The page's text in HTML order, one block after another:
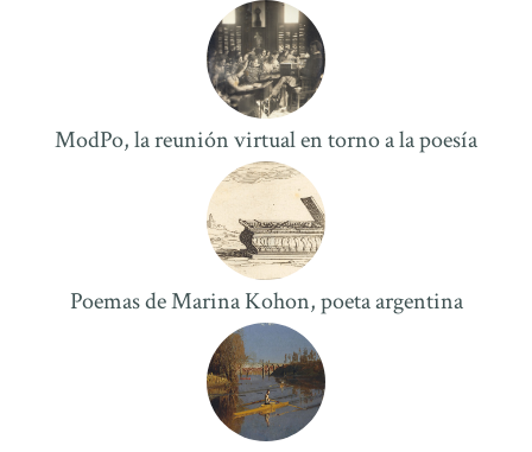
ModPo, la reunión virtual en torno a la poesía
Poemas de Marina Kohon, poeta argentina